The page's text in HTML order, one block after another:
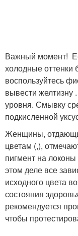
Важный момент!
холодные оттенки
воспользуйтесь
вывести желтизну
уровня. Смывку
подкисленной
Женщины,
цветам (,),
пигмент на
этом деле все
исходного цвета
состояния
рекомендуется
чтобы